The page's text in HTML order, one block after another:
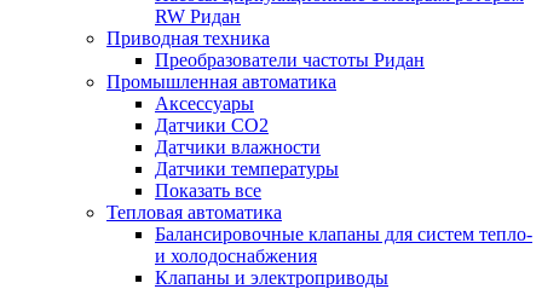
RW Ридан
Приводная техника
Преобразователи частоты Ридан
Промышленная автоматика
Аксессуары
Датчики CO2
Датчики влажности
Датчики температуры
Показать все
Тепловая автоматика
Балансировочные клапаны для систем тепло-
и холодоснабжения
Клапаны и электроприводы